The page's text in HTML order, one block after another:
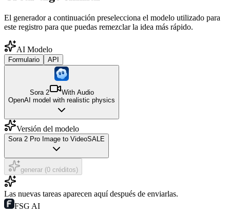
El generador a continuación preselecciona el modelo utilizado para
este registro para que puedas remezclar la idea más rápido.
AI Modelo
Formulario API
Sora 2
With Audio
OpenAI model with realistic physics
Versión del modelo
Sora 2 Pro Image to VideoSALE
generar (0 créditos)
Las nuevas tareas aparecen aquí después de enviarlas.
FSG AI